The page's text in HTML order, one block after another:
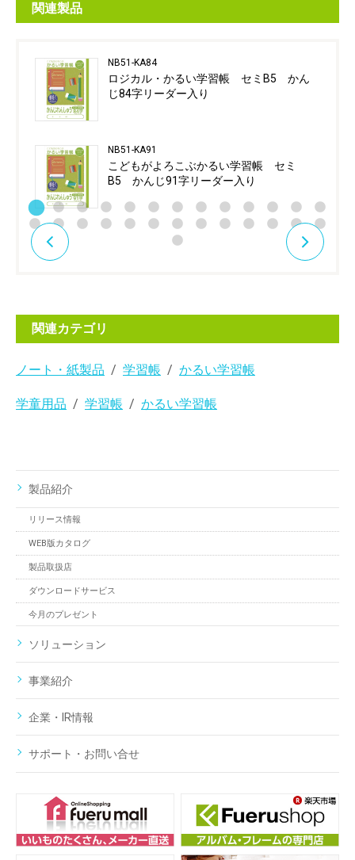
関連製品
NB51-KA84
ロジカル・かるい学習帳 セミB5 かん
じ84字リーダー入り
NB51-KA91
こどもがよろこぶかるい学習帳 セミ
B5 かんじ91字リーダー入り
関連カテゴリ
ノート・紙製品 学習帳 かるい学習帳
学童用品 学習帳 かるい学習帳
製品紹介
リリース情報
WEB版カタログ
製品取扱店
ダウンロードサービス
今月のプレゼント
ソリューション
事業紹介
企業・IR情報
サポート・お問い合せ